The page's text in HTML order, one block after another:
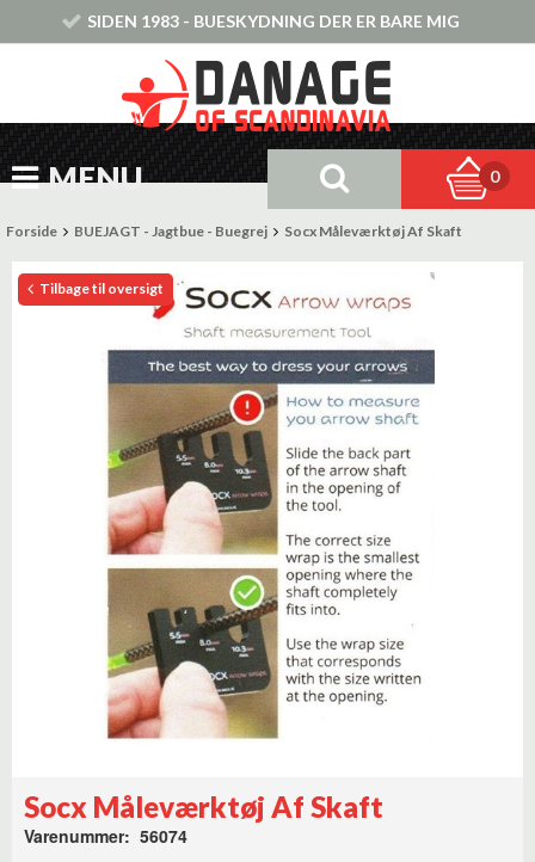
SIDEN 1983 - BUESKYDNING DER ER BARE MIG
MENU 0
Forside BUEJAGT - Jagtbue - Buegrej Socx Måleværktøj Af Skaft
Tilbage til oversigt
Socx Måleværktøj Af Skaft
Varenummer: 56074